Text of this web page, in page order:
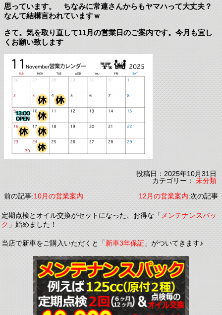
思っています。 ちなみに常連さんからもヤマハって大丈夫？
なんて結構言われていますｗ
さて。気を取り直して11月の営業日のご案内です。今月も宜し
くお願い致します
投稿日：2025年10月31日
カテゴリー：未分類
前の記事:10月の営業案内 12月の営業案内:次の記事
定期点検とオイル交換がセットになった、お得な「メンテナンスパッ
ク」始めました！
当店で新車をご購入いただくと「新車3年保証」がついてきます♪